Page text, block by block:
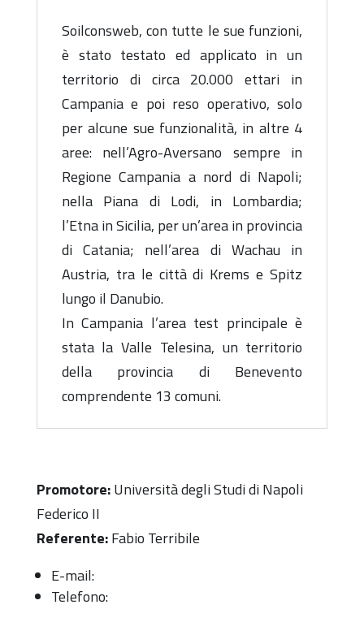
Soilconsweb, con tutte le sue funzioni,
è stato testato ed applicato in un
territorio di circa 20.000 ettari in
Campania e poi reso operativo, solo
per alcune sue funzionalità, in altre 4
aree: nell’Agro-Aversano sempre in
Regione Campania a nord di Napoli;
nella Piana di Lodi, in Lombardia;
l’Etna in Sicilia, per un’area in provincia
di Catania; nell’area di Wachau in
Austria, tra le città di Krems e Spitz
lungo il Danubio.
In Campania l’area test principale è
stata la Valle Telesina, un territorio
della provincia di Benevento
comprendente 13 comuni.
Promotore:Università degli Studi di Napoli
Federico II
Referente:Fabio Terribile
E-mail:
Telefono: